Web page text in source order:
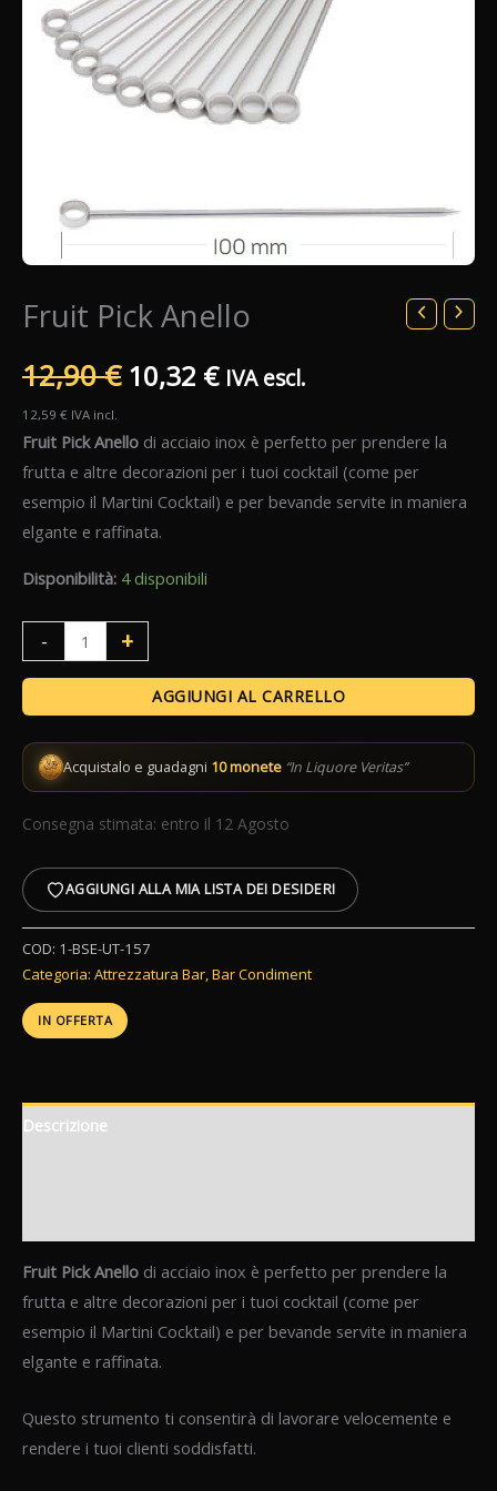
Fruit Pick Anello
12,90€ Il
originale
era:
12,90 €.
10,32 €Il
attuale
è:
IVA escl.
12,59 € IVA incl.
Fruit Pick Anello di acciaio inox è perfetto per prendere la
frutta e altre decorazioni per i tuoi cocktail (come per
esempio il Martini Cocktail) e per bevande servite in maniera
elgante e raffinata.
Disponibilità: 4 disponibili
-
Pick
+
AGGIUNGI AL CARRELLO
Acquistalo e guadagni 10 monete “In Liquore Veritas”
Consegna stimata: entro il 12 Agosto
AGGIUNGI ALLA MIA LISTA DEI DESIDERI
COD: 1-BSE-UT-157
Categoria: Attrezzatura Bar,Bar Condiment
IN OFFERTA
Descrizione
Fruit Pick Anello di acciaio inox è perfetto per prendere la
frutta e altre decorazioni per i tuoi cocktail (come per
esempio il Martini Cocktail) e per bevande servite in maniera
elgante e raffinata.
Questo strumento ti consentirà di lavorare velocemente e
rendere i tuoi clienti soddisfatti.